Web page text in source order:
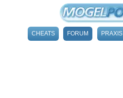
CHEATS FORUM PRAXIS